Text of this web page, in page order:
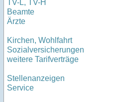
TV-L, TV-H
Beamte
Ärzte
Kirchen, Wohlfahrt
Sozialversicherungen
weitere Tarifverträge
Stellenanzeigen
Service